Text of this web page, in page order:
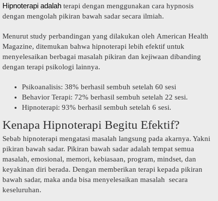
Hipnoterapi adalah terapi dengan menggunakan cara hypnosis
dengan mengolah pikiran bawah sadar secara ilmiah.
Menurut study perbandingan yang dilakukan oleh American Health
Magazine, ditemukan bahwa hipnoterapi lebih efektif untuk
menyelesaikan berbagai masalah pikiran dan kejiwaan dibanding
dengan terapi psikologi lainnya.
Psikoanalisis: 38% berhasil sembuh setelah 60 sesi
Behavior Terapi: 72% berhasil sembuh setelah 22 sesi.
Hipnoterapi: 93% berhasil sembuh setelah 6 sesi.
Kenapa Hipnoterapi Begitu Efektif?
Sebab hipnoterapi mengatasi masalah langsung pada akarnya. Yakni
pikiran bawah sadar. Pikiran bawah sadar adalah tempat semua
masalah, emosional, memori, kebiasaan, program, mindset, dan
keyakinan diri berada. Dengan memberikan terapi kepada pikiran
bawah sadar, maka anda bisa menyelesaikan masalah secara
keseluruhan.